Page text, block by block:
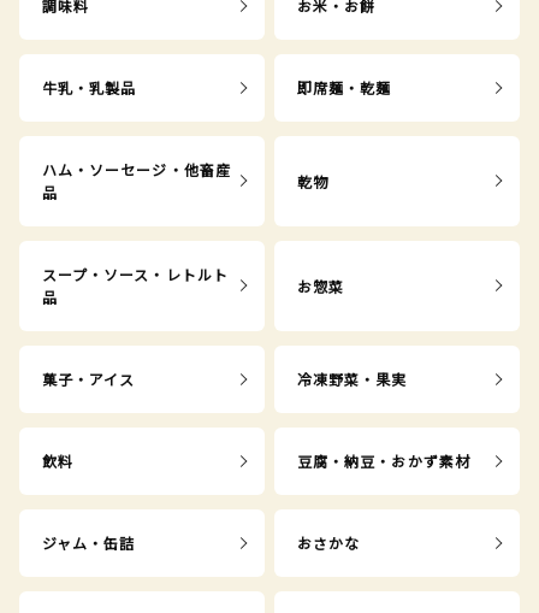
調味料 お米・お餅
牛乳・乳製品 即席麺・乾麺
ハム・ソーセージ・他畜産
品
乾物
スープ・ソース・レトルト
品
お惣菜
菓子・アイス 冷凍野菜・果実
飲料 豆腐・納豆・おかず素材
ジャム・缶詰 おさかな